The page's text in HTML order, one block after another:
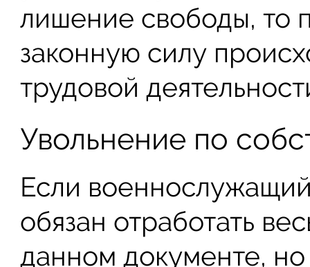
лишение свободы, то
законную силу
трудовой
Увольнение по
Если
обязан отработать
данном документе,